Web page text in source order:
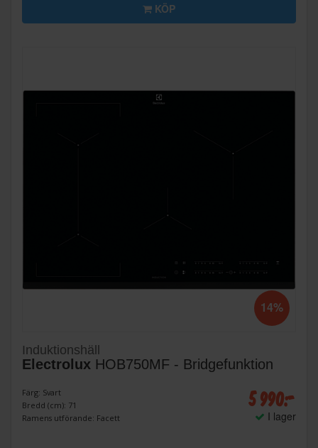
KÖP
14%
Induktionshäll
Electrolux HOB750MF - Bridgefunktion
Färg: Svart
Bredd (cm): 71
Ramens utförande: Facett
5 990:-
I lager